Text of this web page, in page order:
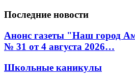
Последние новости
Анонс газеты "Наш город
№ 31 от 4 августа 2026…
Школьные каникулы